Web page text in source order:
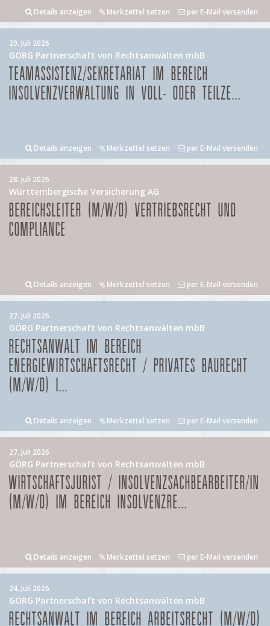
Details anzeigen Merkzettel setzen per E-Mail versenden
29. Juli 2026
GÖRG Partnerschaft von Rechtsanwälten mbB
TEAMASSISTENZ/SEKRETARIAT IM BEREICH
INSOLVENZVERWALTUNG IN VOLL- ODER TEILZE...
Details anzeigen Merkzettel setzen per E-Mail versenden
28. Juli 2026
Württembergische Versicherung AG
BEREICHSLEITER (M/W/D) VERTRIEBSRECHT UND
COMPLIANCE
Details anzeigen Merkzettel setzen per E-Mail versenden
27. Juli 2026
GÖRG Partnerschaft von Rechtsanwälten mbB
RECHTSANWALT IM BEREICH
ENERGIEWIRTSCHAFTSRECHT / PRIVATES BAURECHT
(M/W/D) I...
Details anzeigen Merkzettel setzen per E-Mail versenden
27. Juli 2026
GÖRG Partnerschaft von Rechtsanwälten mbB
WIRTSCHAFTSJURIST / INSOLVENZSACHBEARBEITER/IN
(M/W/D) IM BEREICH INSOLVENZRE...
Details anzeigen Merkzettel setzen per E-Mail versenden
24. Juli 2026
GÖRG Partnerschaft von Rechtsanwälten mbB
RECHTSANWALT IM BEREICH ARBEITSRECHT (M/W/D)